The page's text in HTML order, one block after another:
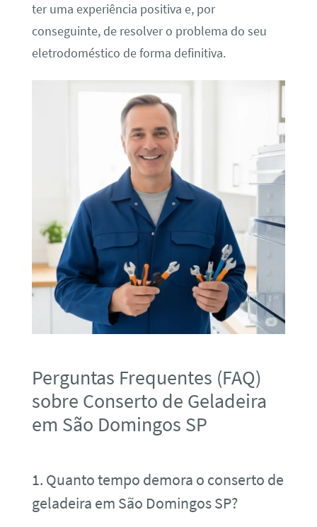
ter uma experiência positiva e, por
conseguinte, de resolver o problema do seu
eletrodoméstico de forma definitiva.
Perguntas Frequentes (FAQ)
sobre Conserto de Geladeira
em São Domingos SP
1. Quanto tempo demora o conserto de
geladeira em São Domingos SP?